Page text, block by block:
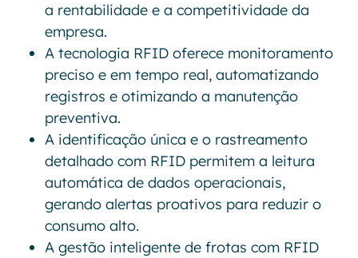
a rentabilidade e a competitividade da
empresa.
A tecnologia RFID oferece monitoramento
preciso e em tempo real, automatizando
registros e otimizando a manutenção
preventiva.
A identificação única e o rastreamento
detalhado com RFID permitem a leitura
automática de dados operacionais,
gerando alertas proativos para reduzir o
consumo alto.
A gestão inteligente de frotas com RFID